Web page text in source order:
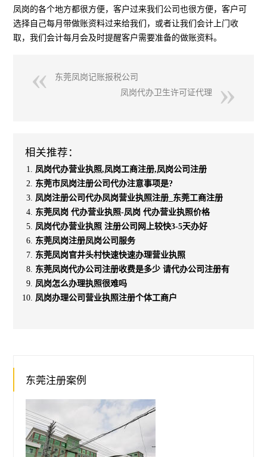
凤岗的各个地方都很方便，客户过来我们公司也很方便，客户可
选择自己每月带做账资料过来给我们，或者让我们会计上门收
取，我们会计每月会及时提醒客户需要准备的做账资料。
东莞凤岗记账报税公司
凤岗代办卫生许可证代理
相关推荐：
凤岗代办营业执照,凤岗工商注册,凤岗公司注册
东莞市凤岗注册公司代办注意事项是?
凤岗注册公司代办凤岗营业执照注册_东莞工商注册
东莞凤岗 代办营业执照-凤岗 代办营业执照价格
凤岗代办营业执照 注册公司网上较快3-5天办好
东莞凤岗注册凤岗公司服务
东莞凤岗官井头村快速快速办理营业执照
东莞凤岗代办公司注册收费是多少 请代办公司注册有
凤岗怎么办理执照很难吗
凤岗办理公司营业执照注册个体工商户
东莞注册案例